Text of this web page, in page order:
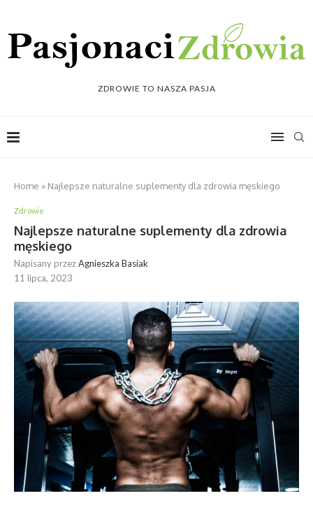
ZDROWIE TO NASZA PASJA
Home » Najlepsze naturalne suplementy dla zdrowia męskiego
Zdrowie
Najlepsze naturalne suplementy dla zdrowia
męskiego
Napisany przezAgnieszka Basiak
11 lipca, 2023